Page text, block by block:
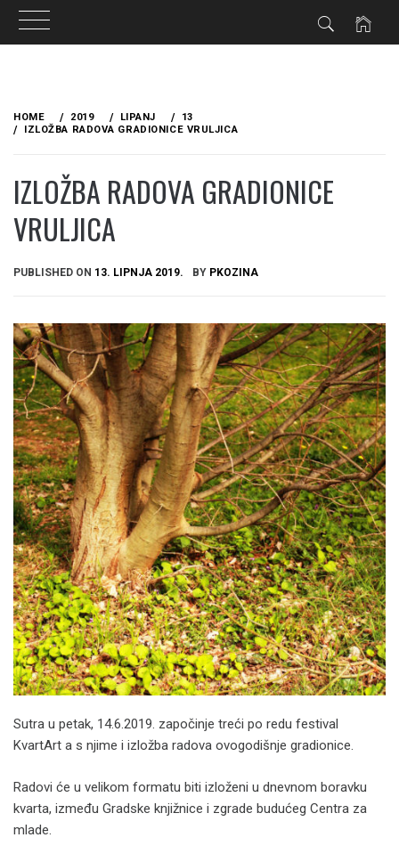
content
HOME 2019 LIPANJ
13
IZLOŽBA RADOVA GRADIONICE VRULJICA
IZLOŽBA RADOVA GRADIONICE
VRULJICA
PUBLISHED ON 13. LIPNJA 2019. BY PKOZINA
Sutra u petak, 14.6.2019. započinje treći po redu festival
KvartArt a s njime i izložba radova ovogodišnje gradionice.
Radovi će u velikom formatu biti izloženi u dnevnom boravku
kvarta, između Gradske knjižnice i zgrade budućeg Centra za
mlade.